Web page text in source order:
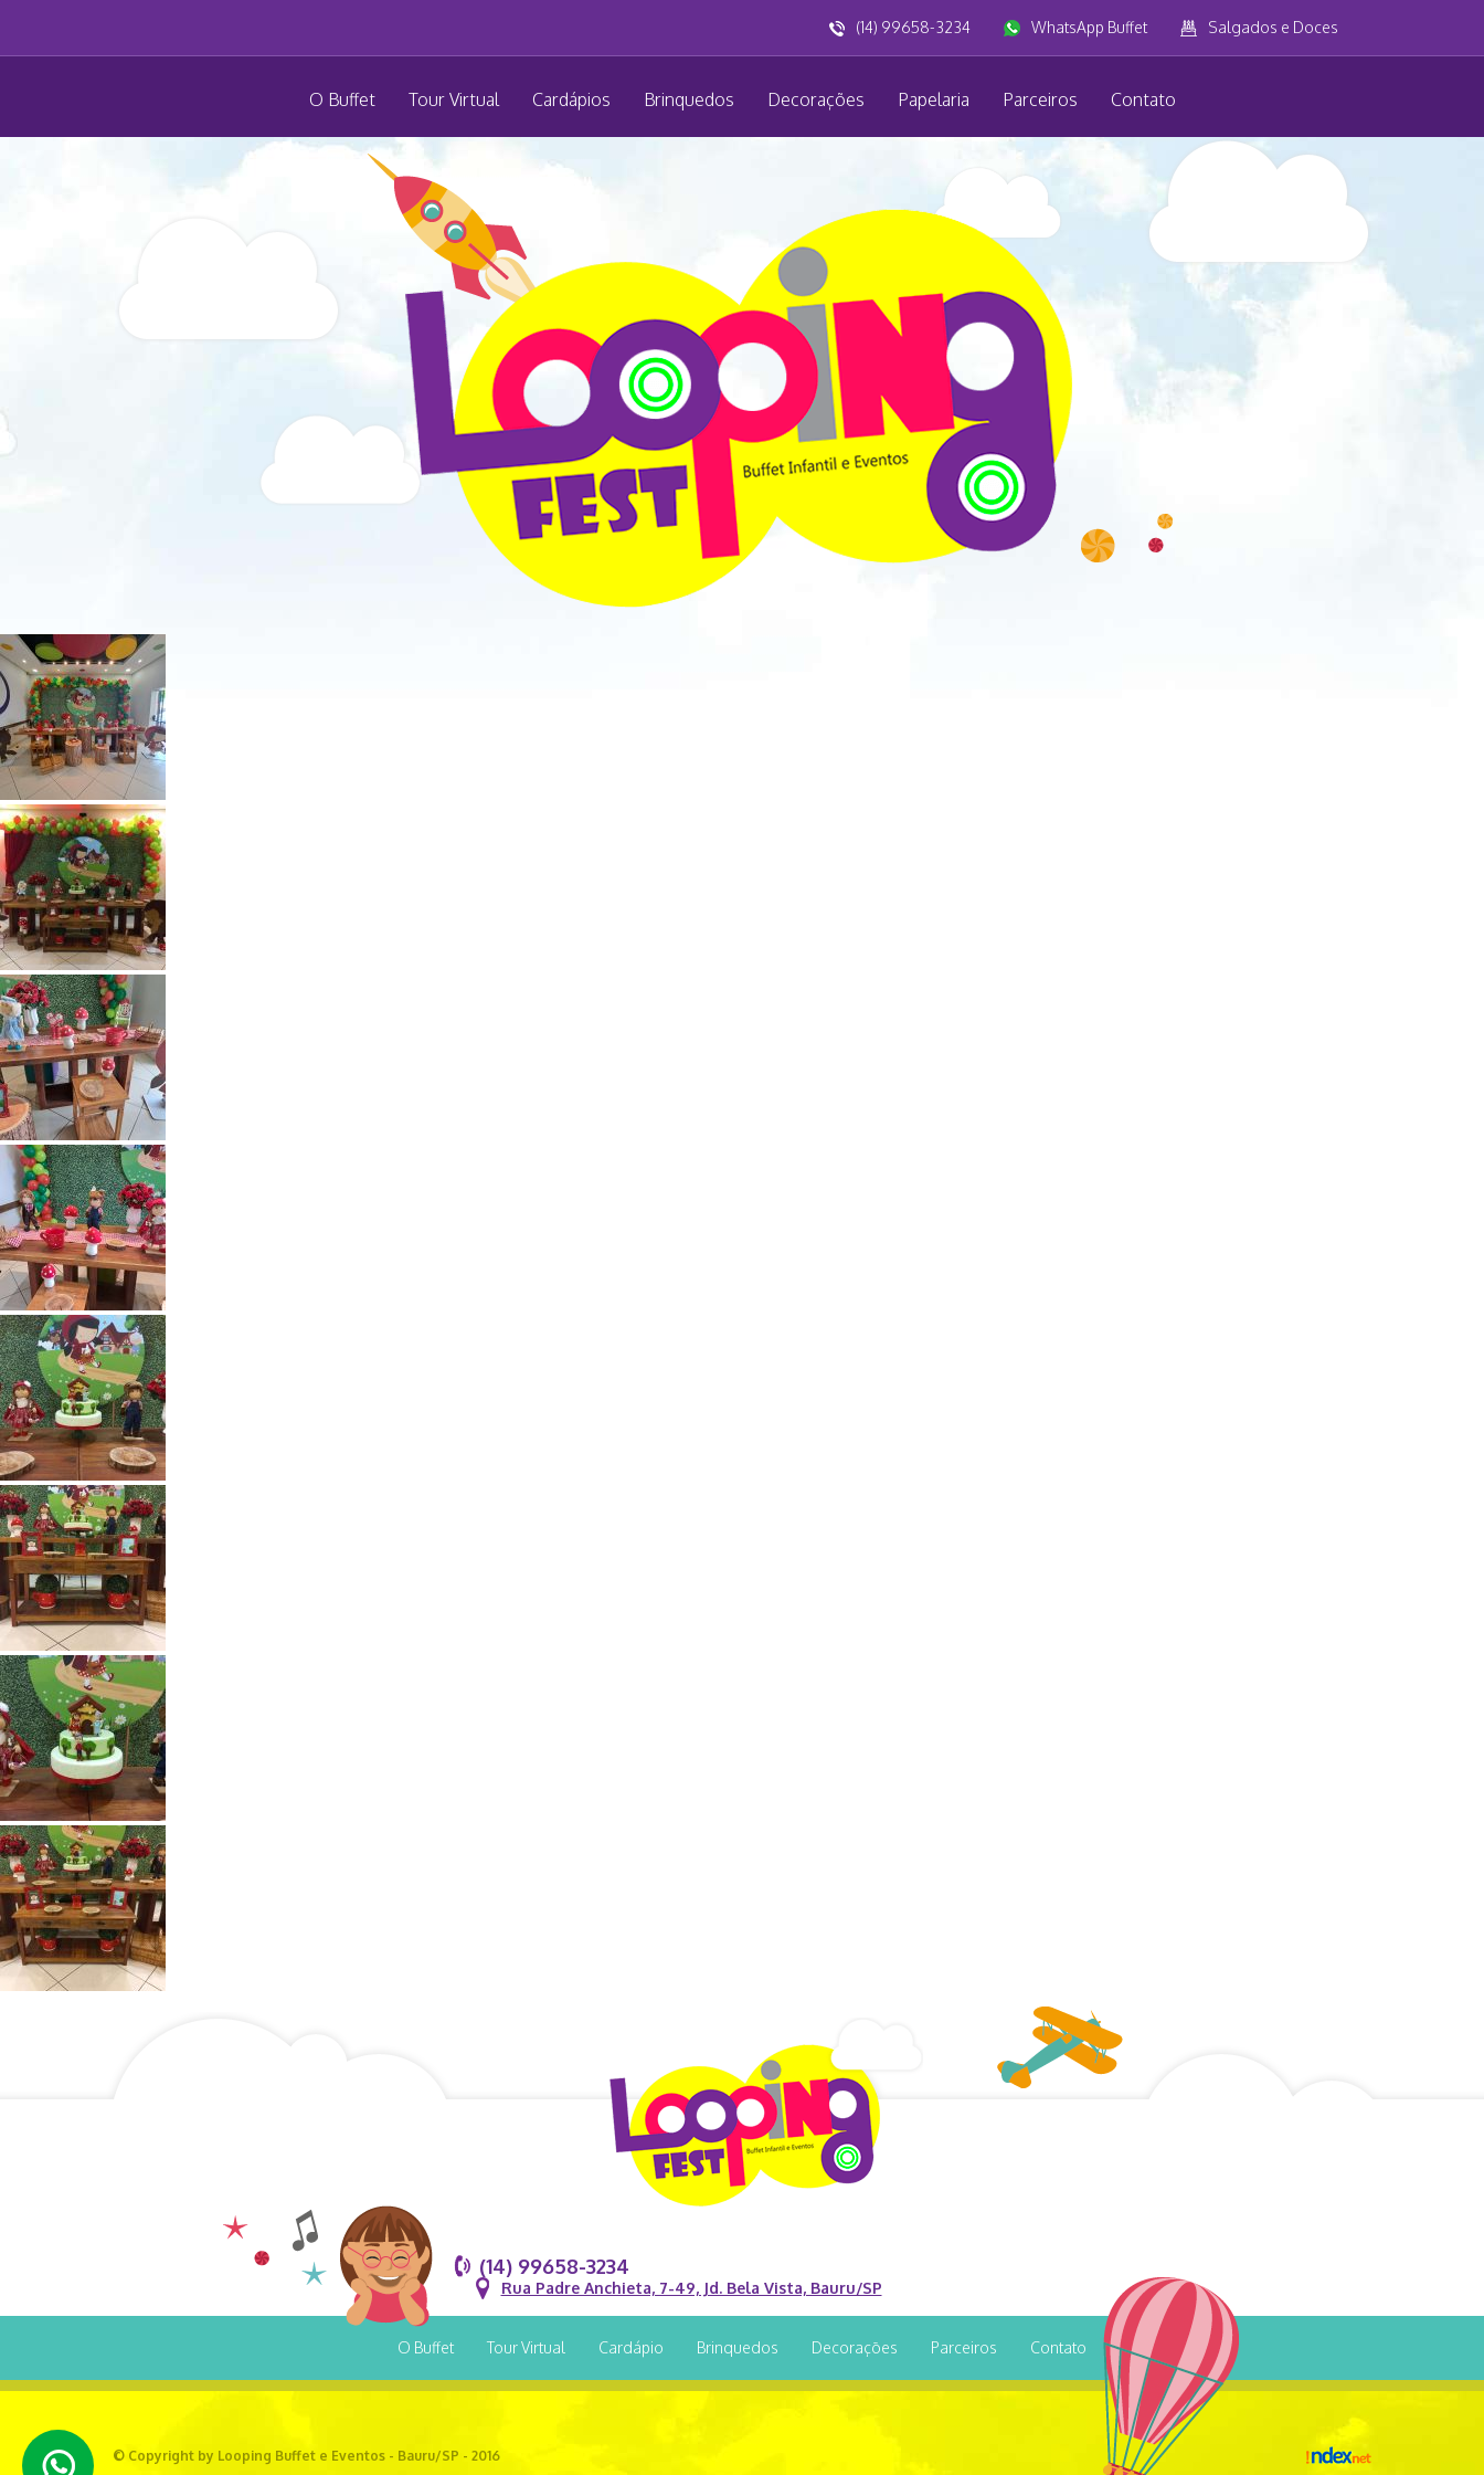
(14) 99658-3234 WhatsApp Buffet Salgados e Doces
O Buffet Tour Virtual Cardápios Brinquedos Decorações Papelaria Parceiros Contato
(14) 99658-3234
Rua Padre Anchieta, 7-49, Jd. Bela Vista, Bauru/SP
O Buffet Tour Virtual Cardápio Brinquedos Decorações Parceiros Contato
© Copyright by Looping Buffet e Eventos - Bauru/SP - 2016